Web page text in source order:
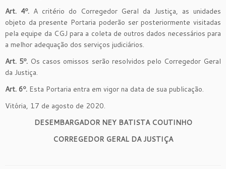
Art. 4º. A critério do Corregedor Geral da Justiça, as unidades
objeto da presente Portaria poderão ser posteriormente visitadas
pela equipe da CGJ para a coleta de outros dados necessários para
a melhor adequação dos serviços judiciários.
Art. 5º. Os casos omissos serão resolvidos pelo Corregedor Geral
da Justiça.
Art. 6º. Esta Portaria entra em vigor na data de sua publicação.
Vitória, 17 de agosto de 2020.
DESEMBARGADOR NEY BATISTA COUTINHO
CORREGEDOR GERAL DA JUSTIÇA